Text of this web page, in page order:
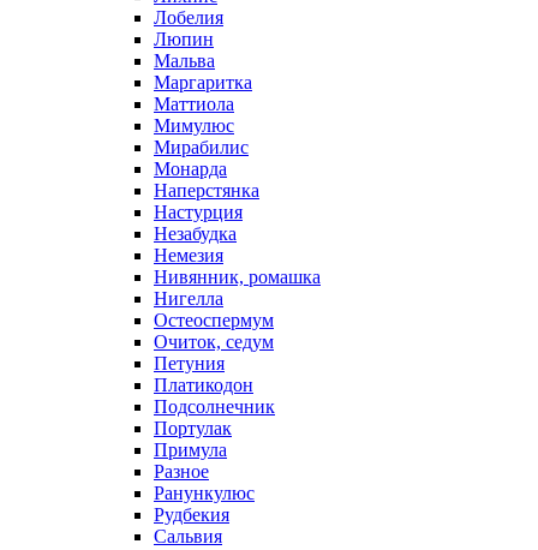
Лобелия
Люпин
Мальва
Маргаритка
Маттиола
Мимулюс
Мирабилис
Монарда
Наперстянка
Настурция
Незабудка
Немезия
Нивянник, ромашка
Нигелла
Остеоспермум
Очиток, седум
Петуния
Платикодон
Подсолнечник
Портулак
Примула
Разное
Ранункулюс
Рудбекия
Сальвия